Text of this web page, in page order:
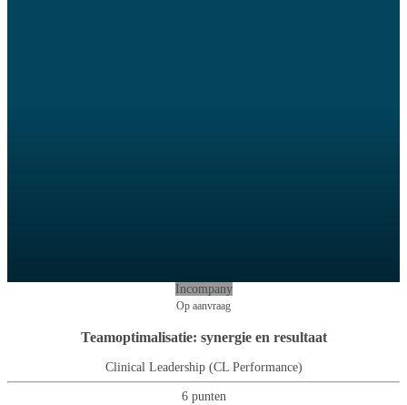
Incompany
Op aanvraag
Teamoptimalisatie: synergie en resultaat
Clinical Leadership (CL Performance)
6 punten